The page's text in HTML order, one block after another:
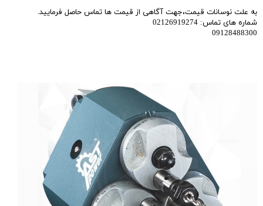
به علت نوسانات قیمت،جهت آگاهی از قیمت ها تماس حاصل فرمایید.
شماره های تماس: 02126919274
09128488300